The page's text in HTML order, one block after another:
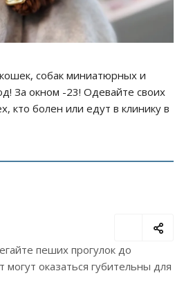
собак миниатюрных и
За окном -23! Одевайте своих
кто болен или едут в клинику в
пеших прогулок до
оказаться губительны для